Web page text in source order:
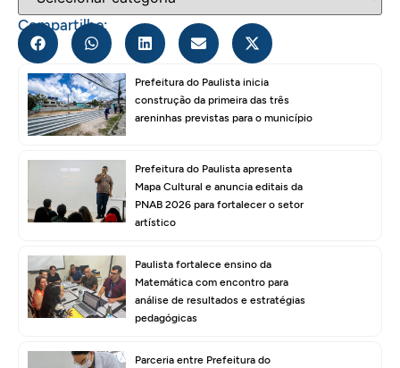
Compartilhe:
Prefeitura do Paulista inicia
construção da primeira das três
areninhas previstas para o município
Prefeitura do Paulista apresenta
Mapa Cultural e anuncia editais da
PNAB 2026 para fortalecer o setor
artístico
Paulista fortalece ensino da
Matemática com encontro para
análise de resultados e estratégias
pedagógicas
Parceria entre Prefeitura do